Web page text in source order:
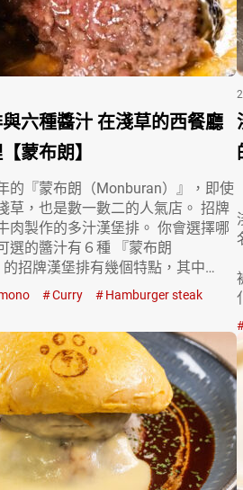
六種醬汁 在淺草的西餐廳
蒙布朗】
的『蒙布朗（Monburan）』，即使
草，也是數一數二的人氣店。 招牌
肉製作的多汁漢堡排。 你會選擇哪
選的醬汁有６種 『蒙布朗
的招牌漢堡排有幾個特點，其中…
Curry Hamburger steak